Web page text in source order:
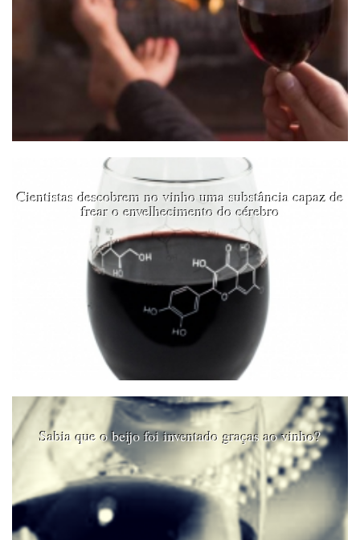
Cientistas descobrem no vinho uma substância capaz de
frear o envelhecimento do cérebro
Sabia que o beijo foi inventado graças ao vinho?